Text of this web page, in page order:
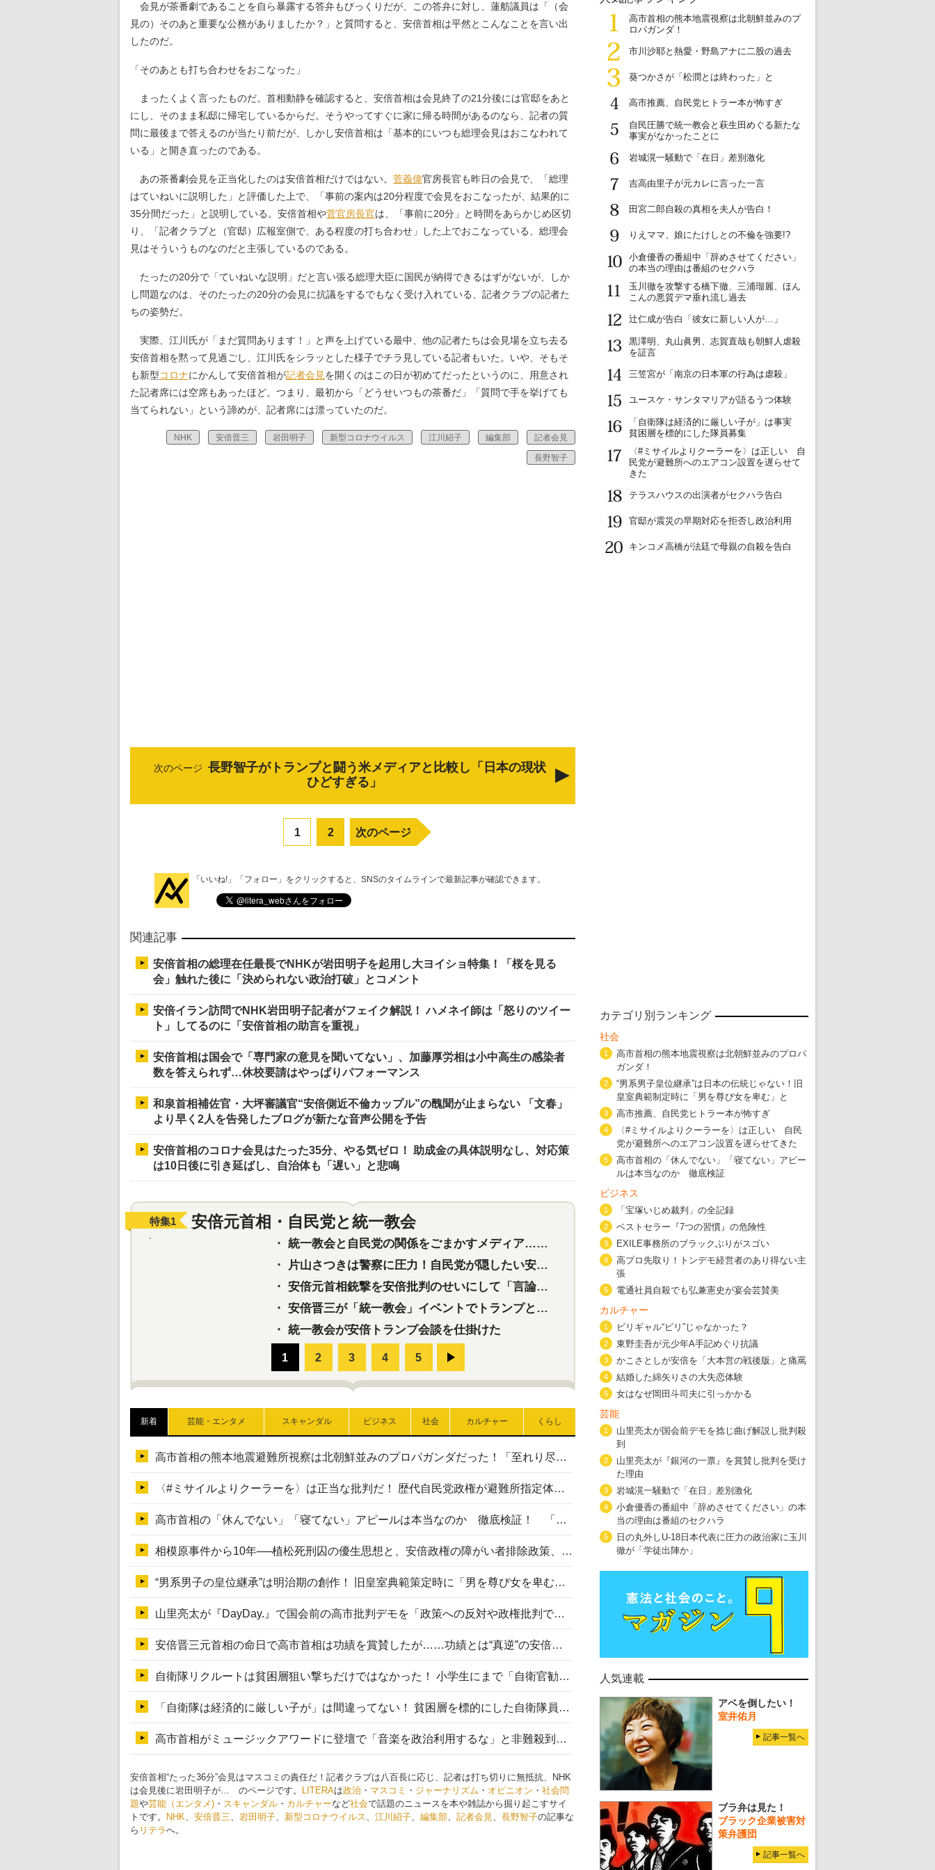
会見が茶番劇であることを自ら暴露する答弁もびっくりだが、この答弁に対し、蓮舫議員は「（会
見の）そのあと重要な公務がありましたか？」と質問すると、安倍首相は平然とこんなことを言い出
したのだ。
「そのあとも打ち合わせをおこなった」
まったくよく言ったものだ。首相動静を確認すると、安倍首相は会見終了の21分後には官邸をあと
にし、そのまま私邸に帰宅しているからだ。そうやってすぐに家に帰る時間があるのなら、記者の質
問に最後まで答えるのが当たり前だが、しかし安倍首相は「基本的にいつも総理会見はおこなわれて
いる」と開き直ったのである。
あの茶番劇会見を正当化したのは安倍首相だけではない。 菅義偉官房長官も昨日の会見で、「総理
はていねいに説明した」と評価した上で、「事前の案内は20分程度で会見をおこなったが、結果的に
35分間だった」と説明している。安倍首相や菅官房長官は、「事前に20分」と時間をあらかじめ区切
り、「記者クラブと（官邸）広報室側で、ある程度の打ち合わせ」した上でおこなっている、総理会
見はそういうものなのだと主張しているのである。
たったの20分で「ていねいな説明」だと言い張る総理大臣に国民が納得できるはずがないが、しか
し問題なのは、そのたったの20分の会見に抗議をするでもなく受け入れている、記者クラブの記者た
ちの姿勢だ。
実際、江川氏が「まだ質問あります！」と声を上げている最中、他の記者たちは会見場を立ち去る
安倍首相を黙って見過ごし、江川氏をシラッとした様子でチラ見している記者もいた。いや、そもそ
も新型コロナにかんして安倍首相が記者会見を開くのはこの日が初めてだったというのに、用意され
た記者席には空席もあったほど。つまり、最初から「どうせいつもの茶番だ」「質問で手を挙げても
当てられない」という諦めが、記者席には漂っていたのだ。
NHK 安倍晋三 岩田明子 新型コロナウイルス 江川紹子 編集部 記者会見
長野智子
次のページ 長野智子がトランプと闘う米メディアと比較し「日本の現状
ひどすぎる」
1 2 次のページ
「いいね!」「フォロー」をクリックすると、SNSのタイムラインで最新記事が確認できます。
関連記事
安倍首相の総理在任最長でNHKが岩田明子を起用し大ヨイショ特集！「桜を見る
会」触れた後に「決められない政治打破」とコメント
安倍イラン訪問でNHK岩田明子記者がフェイク解説！ ハメネイ師は「怒りのツイー
ト」してるのに「安倍首相の助言を重視」
安倍首相は国会で「専門家の意見を聞いてない」、加藤厚労相は小中高生の感染者
数を答えられず…休校要請はやっぱりパフォーマンス
和泉首相補佐官・大坪審議官“安倍側近不倫カップル”の醜聞が止まらない 「文春」
より早く2人を告発したブログが新たな音声公開を予告
安倍首相のコロナ会見はたった35分、やる気ゼロ！ 助成金の具体説明なし、対応策
は10日後に引き延ばし、自治体も「遅い」と悲鳴
特集1 安倍元首相・自民党と統一教会
・ 統一教会と自民党の関係をごまかすメディア…民放は有田芳生に発言自粛を要求
・
片山さつきは警察に圧力！自民党が隠したい安倍元首相と統一教会の深い関係
・ 安倍元首相銃撃を安倍批判のせいにして「言論封殺」に利用する自民党応援団
・ 安倍晋三が「統一教会」イベントでトランプと演説！同性婚や夫婦別姓を攻撃
・ 統一教会が安倍トランプ会談を仕掛けた
特集2 東京五輪強行開催特別企画 大ウソだら
・ 五輪入場行進にすぎやまこういちの曲、杉田水脈の
・ 大ウソだらけの東京五輪！ 安倍・菅・森はどんな嘘を
・ 五輪サッカー・久保建英が南アの陽性者に「僕らに損ではない
・ 五輪でIOCラウンジ以外にVIPルーム、広告代理店は物品購入
新着 芸能・エンタメ スキャンダル ビジネス 社会 カルチャー くらし
高市首相の熊本地震避難所視察は北朝鮮並みのプロパガンダだった！「至れり尽くせり」の選ばれた避難所の一方で実態は…
〈#ミサイルよりクーラーを〉は正当な批判だ！ 歴代自民党政権が避難所指定体育館へのエアコン設置を遅らせてきた客観的事実
高市首相の「休んでない」「寝てない」アピールは本当なのか 徹底検証！ 「資料読み込み」「アイロンがけ」も矛盾だらけ…
相模原事件から10年──植松死刑囚の優生思想と、安倍政権の障がい者排除政策、右派勢力の差別主義との関係を改めて問う
“男系男子の皇位継承”は明治期の創作！ 旧皇室典範策定時に「男を尊び女を卑むの慣習、人民の脳髄」とトンデモ論で女性天皇を否定
山里亮太が『DayDay.』で国会前の高市批判デモを「政策への反対や政権批判でない」と捻じ曲げ解説 デモ参加者から批判殺到
安倍晋三元首相の命日で高市首相は功績を賞賛したが……功績とは“真逆”の安倍元首相のトンデモ発言を振り返る
自衛隊リクルートは貧困層狙い撃ちだけではなかった！ 小学生にまで「自衛官勧誘」目的のパンフレット作成
「自衛隊は経済的に厳しい子が」は間違ってない！ 貧困層を標的にした自衛隊員募集、やす子、山上被告も…日本でも進む“経済的徴兵制”
高市首相がミュージックアワードに登壇で「音楽を政治利用するな」と非難殺到！ MAJの国策的本質を批判する声も
安倍首相“たった36分”会見はマスコミの責任だ！記者クラブは八百長に応じ、記者は打ち切りに無抵抗、NHK
は会見後に岩田明子が… のページです。
LITERAは政治 ・ マスコミ ・ ジャーナリズム ・ オピニオン ・ 社会問
題や芸能（エンタメ) ・ スキャンダル ・ カルチャーなど社会で話題のニュースを本や雑誌から掘り起こすサイ
トです。
NHK、 安倍晋三、 岩田明子、 新型コロナウイルス、 江川紹子、 編集部、 記者会見、 長野智子の記事な
ら リテラへ。
1
高市首相の熊本地震視察は北朝鮮並みのプ
ロパガンダ！
2
市川沙耶と熱愛・野島アナに二股の過去
3
葵つかさが「松潤とは終わった」と
4
高市推薦、自民党ヒトラー本が怖すぎ
5
自民圧勝で統一教会と萩生田めぐる新たな
事実がなかったことに
6
岩城滉一騒動で「在日」差別激化
7
吉高由里子が元カレに言った一言
8
田宮二郎自殺の真相を夫人が告白！
9
りえママ、娘にたけしとの不倫を強要!?
10
小倉優香の番組中「辞めさせてください」
の本当の理由は番組のセクハラ
11
玉川徹を攻撃する橋下徹、三浦瑠麗、ほん
こんの悪質デマ垂れ流し過去
12
辻仁成が告白「彼女に新しい人が…」
13
黒澤明、丸山眞男、志賀直哉も朝鮮人虐殺
を証言
14
三笠宮が「南京の日本軍の行為は虐殺」
15
ユースケ・サンタマリアが語るうつ体験
16
「自衛隊は経済的に厳しい子が」は事実
貧困層を標的にした隊員募集
17
〈#ミサイルよりクーラーを〉は正しい 自
民党が避難所へのエアコン設置を遅らせて
きた
18
テラスハウスの出演者がセクハラ告白
19
官邸が震災の早期対応を拒否し政治利用
20
キンコメ高橋が法廷で母親の自殺を告白
カテゴリ別ランキング
社会
1
高市首相の熊本地震視察は北朝鮮並みのプロパ
ガンダ！
2
“男系男子皇位継承”は日本の伝統じゃない！旧
皇室典範制定時に「男を尊び女を卑む」と
3 高市推薦、自民党ヒトラー本が怖すぎ
4
〈#ミサイルよりクーラーを〉は正しい 自民
党が避難所へのエアコン設置を遅らせてきた
5
高市首相の「休んでない」「寝てない」アピー
ルは本当なのか 徹底検証
ビジネス
1 「宝塚いじめ裁判」の全記録
2 ベストセラー『7つの習慣』の危険性
3 EXILE事務所のブラックぶりがスゴい
4
高プロ先取り！トンデモ経営者のあり得ない主
張
5 電通社員自殺でも弘兼憲史が宴会芸賛美
カルチャー
1 ビリギャル“ビリ”じゃなかった？
2 東野圭吾が元少年A手記めぐり抗議
3 かこさとしが安倍を「大本営の戦後版」と痛罵
4 結婚した綿矢りさの大失恋体験
5 女はなぜ岡田斗司夫に引っかかる
芸能
1
山里亮太が国会前デモを捻じ曲げ解説し批判殺
到
2
山里亮太が『銀河の一票』を賞賛し批判を受け
た理由
3 岩城滉一騒動で「在日」差別激化
4
小倉優香の番組中「辞めさせてください」の本
当の理由は番組のセクハラ
5
日の丸外しU-18日本代表に圧力の政治家に玉川
徹が「学徒出陣か」
人気連載
アベを倒したい！
室井佑月
記事一覧へ
ブラ弁は見た！
ブラック企業被害対
策弁護団
記事一覧へ